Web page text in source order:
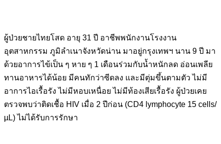
ผู้ป่วยชายไทยโสด อายุ 31 ปี อาชีพพนักงานโรงงาน
อุตสาหกรรม ภูมิลำเนาจังหวัดน่าน มาอยู่กรุงเทพฯ นาน 9 ปี มา
ด้วยอาการไข้เป็น ๆ หาย ๆ 1 เดือนร่วมกับน้ำหนักลด อ่อนเพลีย
ทานอาหารได้น้อย มีคนทักว่าซีดลง และมีตุ่มขึ้นตามตัว ไม่มี
อาการไอเรื้อรัง ไม่มีหอบเหนื่อย ไม่มีท้องเสียเรื้อรัง ผู้ป่วยเคย
ตรวจพบว่าติดเชื้อ HIV เมื่อ 2 ปีก่อน (CD4 lymphocyte 15 cells/
µL) ไม่ได้รับการรักษา